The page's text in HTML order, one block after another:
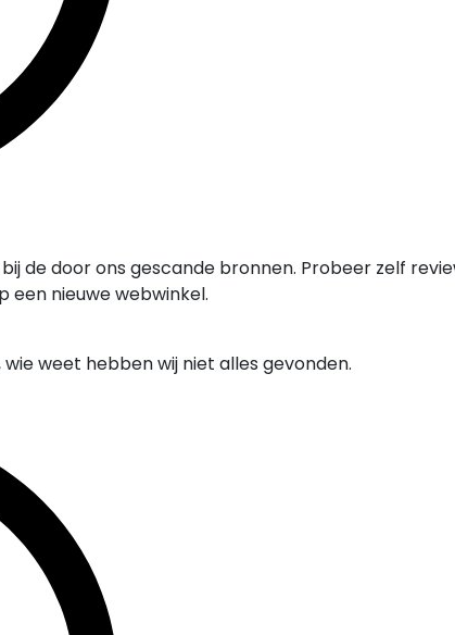
de door ons gescande bronnen. Probeer zelf
een nieuwe webwinkel.
weet hebben wij niet alles gevonden.